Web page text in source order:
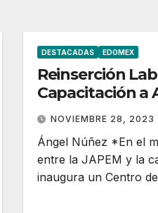
DESTACADAS EDOMEX
Reinserción
Capacitación a
NOVIEMBRE 28, 2023
Ángel Núñez *En el
entre la JAPEM y la
inaugura un Centro